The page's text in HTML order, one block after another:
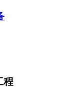
程